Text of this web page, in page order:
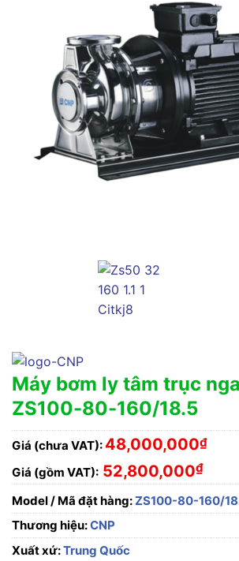
Máy bơm ly tâm trục
ZS100-80-160/18.5
Giá (chưa VAT): 48,000,000₫
Giá (gồm VAT): 52,800,000₫
Model / Mã đặt hàng:ZS100-80-160/
Thương hiệu:CNP
Xuất xứ:Trung Quốc